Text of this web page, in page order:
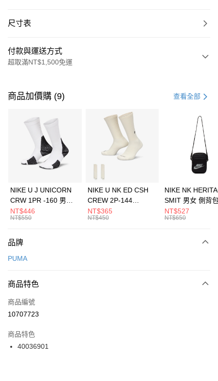
尺寸表
付款與運送方式
超取滿NT$1,500免運
信用卡一次付款
3 期 0 利率 每期 21家銀行
合作金庫商業銀行
第一商業銀行
華南商業銀行
彰化商業銀行
上海商業儲蓄銀行
元大商業銀行
台灣樂天信用卡公司
Apple Pay
全盈+PAY
AFTEE先享後付
【關於「AFTEE先享後付」】
便利好安心！
３．安心：先確認商品／服務後，再付款。
【「AFTEE先享後付」結帳流程】
１．於結帳方式選擇「AFTEE先享後付」後，將跳轉至「AFTEE先享後付」
２．訂單成立數日內，您將收到繳費通知簡訊。
３．收到繳費通知簡訊後14天內，點擊此簡訊中的連結，可透過四大超商／
ATM／網路銀行／等多元方式進行付款，方視為交易完成。
運送方式
每筆NT$100，滿NT$1,500(含以上)免運費
宅配
每筆NT$100，滿NT$1,500(含以上)免運費
商品加價購 (9) 查看全部
NIKE U J UNICORN
CRW 1PR -160 男女
中統襪 FZ3393100
NT$446
NT$550
NIKE U NK ED CSH
CREW 2P-144
EMBRDY 男女 短統襪
FZ3073133
NT$365
NT$450
NIKE NK
SMIT 男女 側背
BA5871010
NT$527
NT$650
品牌
PUMA
商品特色
商品編號
10707723
商品特色
40036901